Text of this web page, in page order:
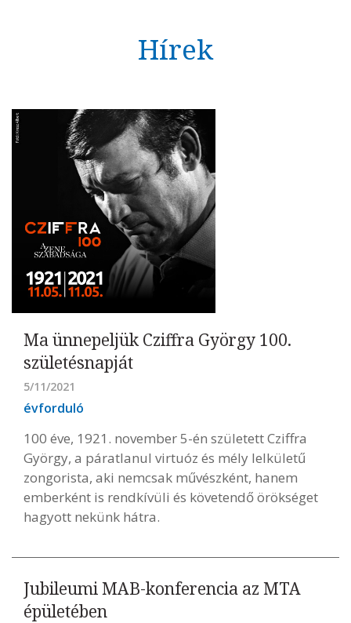
Hírek
Ma ünnepeljük Cziffra György 100.
születésnapját
5/11/2021
évforduló
100 éve, 1921. november 5-én született Cziffra
György, a páratlanul virtuóz és mély lelkületű
zongorista, aki nemcsak művészként, hanem
emberként is rendkívüli és követendő örökséget
hagyott nekünk hátra.
Jubileumi MAB-konferencia az MTA
épületében